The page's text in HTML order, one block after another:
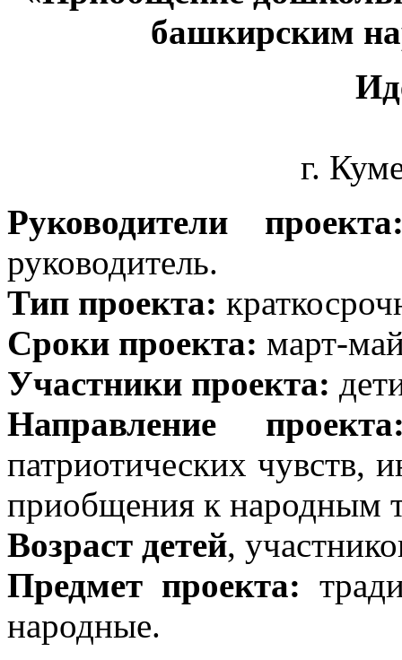
башкирским
г.
Руководители
руководитель.
Тип проекта:
Сроки проекта: март-
Участники проекта:
Направление
патриотических чувств,
приобщения к народным
Возраст детей,
Предмет проекта:
народные.